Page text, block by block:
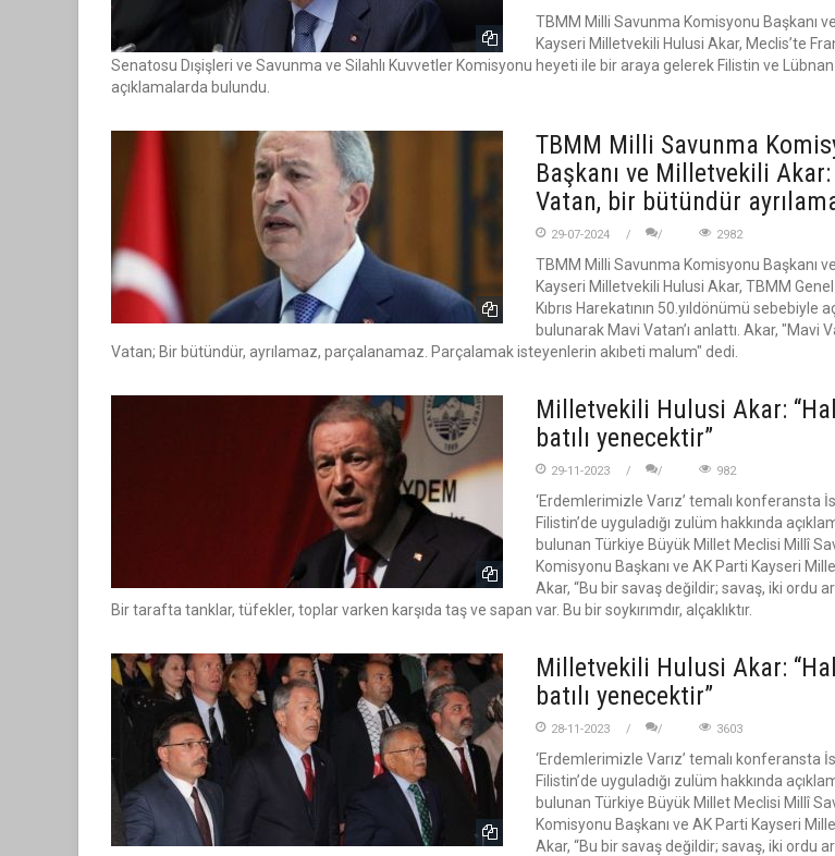
TBMM Milli Savunma Komisyonu Başkanı
Kayseri Milletvekili Hulusi Akar, Meclis’te
Senatosu Dışişleri ve Savunma ve Silahlı Kuvvetler Komisyonu heyeti ile bir araya gelerek Filistin ve Lübnan
açıklamalarda bulundu.
TBMM Milli Savunma
Başkanı ve Milletvekili
Vatan, bir bütündür
29-07-2024 2982
TBMM Milli Savunma Komisyonu Başkanı
Kayseri Milletvekili Hulusi Akar, TBMM
Kıbrıs Harekatının 50.yıldönümü sebebiyle
bulunarak Mavi Vatan’ı anlattı. Akar, "Mavi
Vatan; Bir bütündür, ayrılamaz, parçalanamaz. Parçalamak isteyenlerin akıbeti malum" dedi.
Milletvekili Hulusi Akar:
batılı yenecektir”
29-11-2023 982
‘Erdemlerimizle Varız’ temalı konferansta
Filistin’de uyguladığı zulüm hakkında
bulunan Türkiye Büyük Millet Meclisi Millî
Komisyonu Başkanı ve AK Parti Kayseri
Akar, “Bu bir savaş değildir; savaş, iki ordu
Bir tarafta tanklar, tüfekler, toplar varken karşıda taş ve sapan var. Bu bir soykırımdır, alçaklıktır.
Milletvekili Hulusi Akar:
batılı yenecektir”
28-11-2023 3603
‘Erdemlerimizle Varız’ temalı konferansta
Filistin’de uyguladığı zulüm hakkında
bulunan Türkiye Büyük Millet Meclisi Millî
Komisyonu Başkanı ve AK Parti Kayseri
Akar, “Bu bir savaş değildir; savaş, iki ordu
KAYSERI
MEMUR-SEN KAYSERI
ZIYARET
DÜNYA
KURUL TOPLANTISI YAPILDI
500 VATANDAŞA